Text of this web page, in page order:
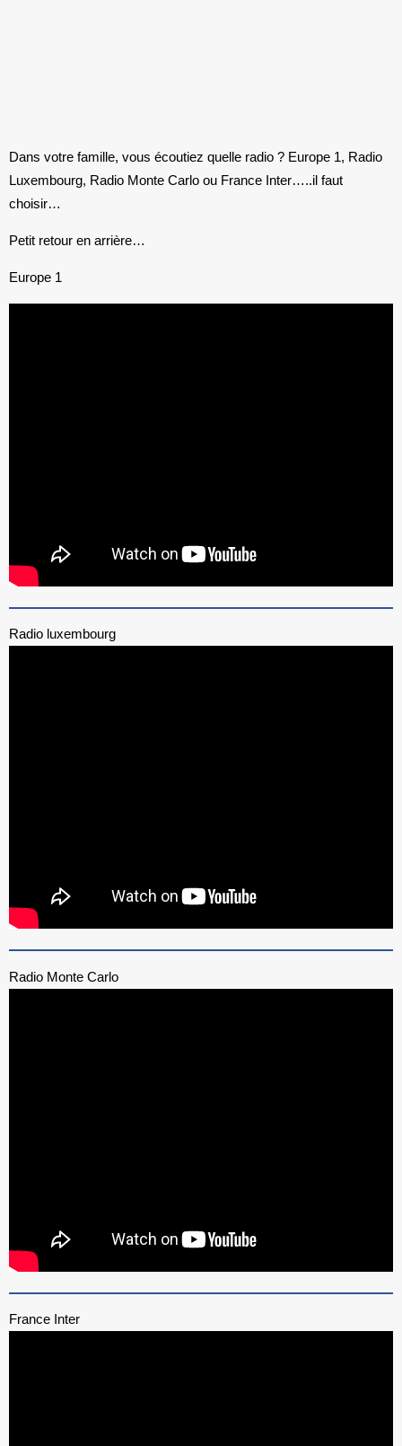
Dans votre famille, vous écoutiez quelle radio ? Europe 1, Radio
Luxembourg, Radio Monte Carlo ou France Inter…..il faut
choisir…
Petit retour en arrière…
Europe 1
Radio luxembourg
Radio Monte Carlo
France Inter